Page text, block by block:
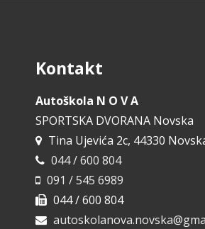
Kontakt
Autoškola N O V A
SPORTSKA DVORANA Novska
Tina Ujevića 2c, 44330
044 / 600 804
091 / 545 6989
044 / 600 804